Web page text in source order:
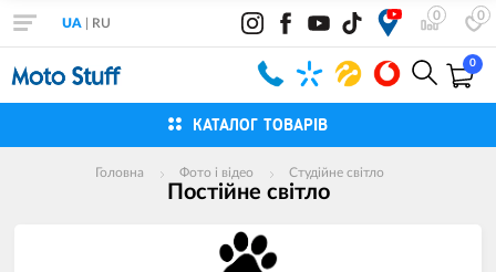
0 0
UA RU
0
КАТАЛОГ ТОВАРІВ
Головна Фото і відео Студійне світло
Постійне світло